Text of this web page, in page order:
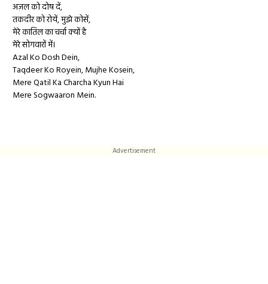
अज़ल को दोष दें,
तकदीर को रोयें, मुझे कोसें,
मेरे कातिल का चर्चा क्यों है
मेरे सोगवारों में।
Azal Ko Dosh Dein,
Taqdeer Ko Royein, Mujhe Kosein,
Mere Qatil Ka Charcha Kyun Hai
Mere Sogwaaron Mein.
Advertisement